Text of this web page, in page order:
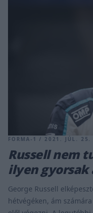
FORMA-1 / 2021. JÚL. 25.
Russell nem
ilyen gyorsak
George Russell
hétvégéken, ám